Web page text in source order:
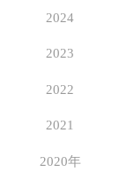
2024
2023
2022
2021
2020年